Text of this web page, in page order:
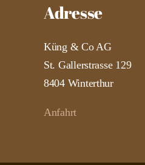
Adresse
Küng & Co AG
St. Gallerstrasse 129
8404 Winterthur
Anfahrt